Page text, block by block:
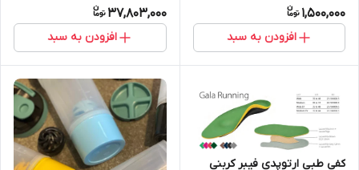
1,500,000
افزودن به سبد
37,803,000
افزودن به سبد
کفی طبی ارتوپدی فیبر کربنی